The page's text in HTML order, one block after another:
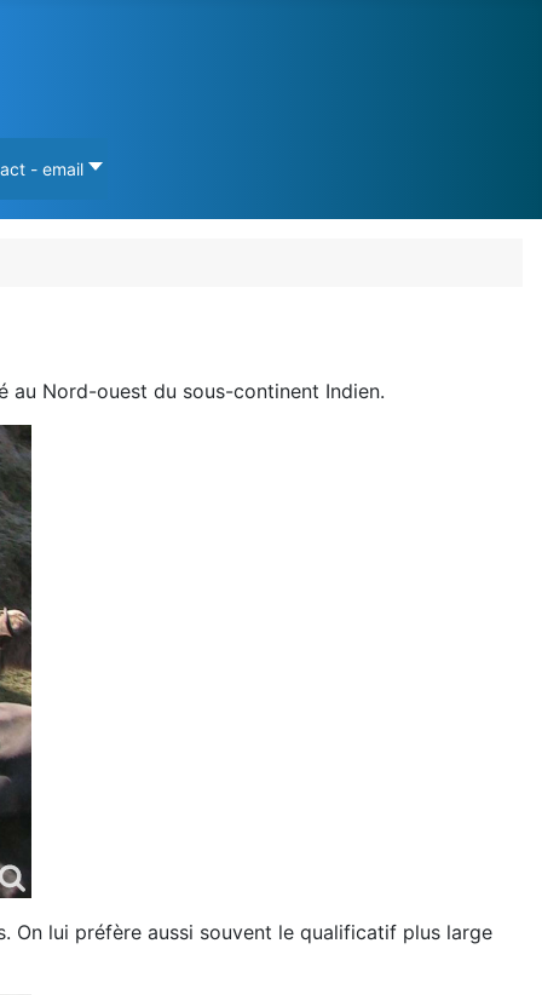
- email
au Nord-ouest du sous-continent Indien.
On lui préfère aussi souvent le qualificatif plus large